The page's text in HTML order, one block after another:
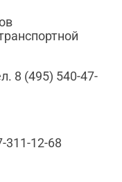
8 (495) 540-47-
311-12-68